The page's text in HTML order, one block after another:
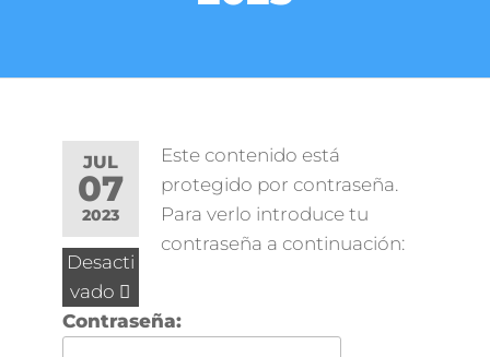
JUL
07
2023
Desacti
vado
Este contenido está
protegido por contraseña.
Para verlo introduce tu
contraseña a continuación:
Contraseña: